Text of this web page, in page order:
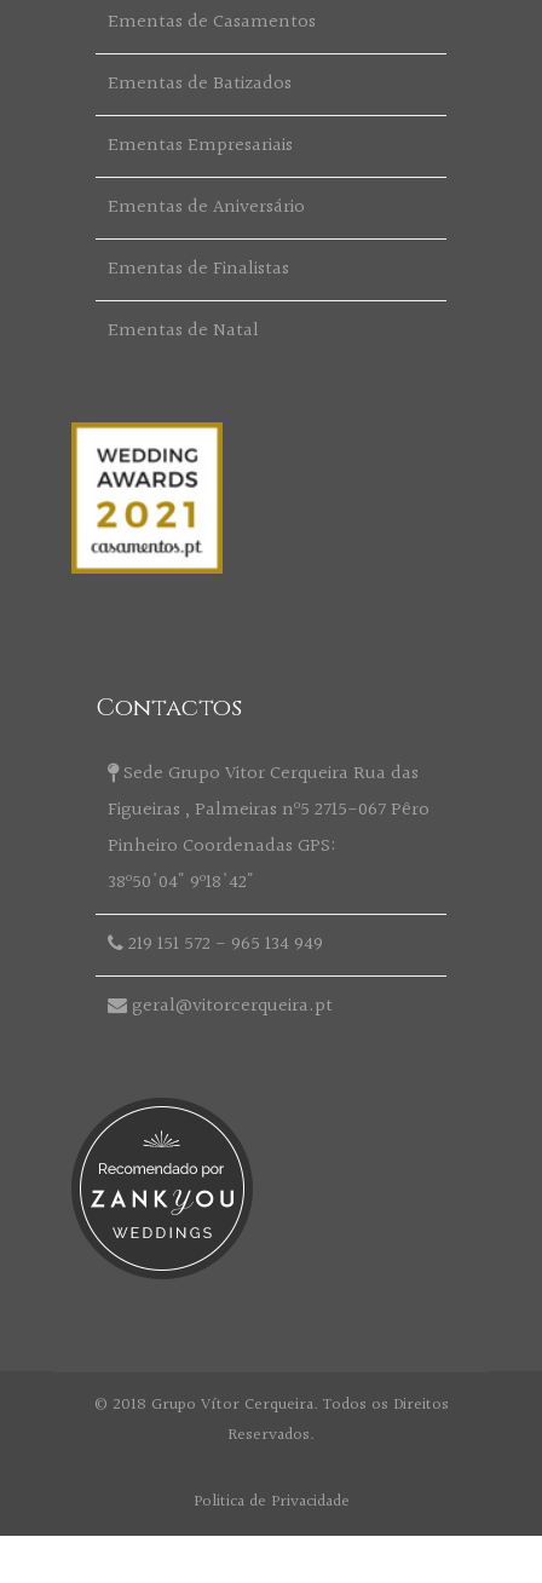
Ementas de Casamentos
Ementas de Batizados
Ementas Empresariais
Ementas de Aniversário
Ementas de Finalistas
Ementas de Natal
Contactos
Sede Grupo Vitor Cerqueira Rua das
Figueiras , Palmeiras nº5 2715-067 Pêro
Pinheiro Coordenadas GPS:
38º50'04" 9º18'42"
219 151 572 - 965 134 949
geral@vitorcerqueira.pt
© 2018 Grupo Vítor Cerqueira. Todos os Direitos
Reservados.
Politica de Privacidade